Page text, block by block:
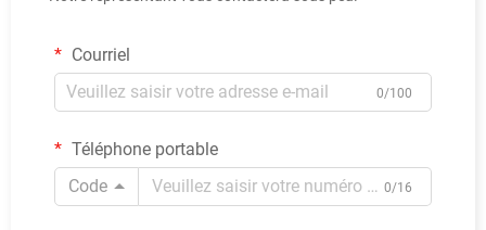
Courriel
0/100
Téléphone portable
Code
0/16